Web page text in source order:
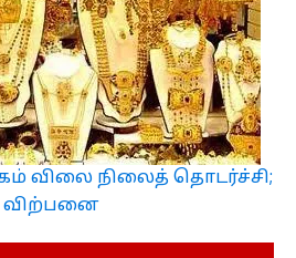
விலை நிலைத் தொடர்ச்சி;
விற்பனை